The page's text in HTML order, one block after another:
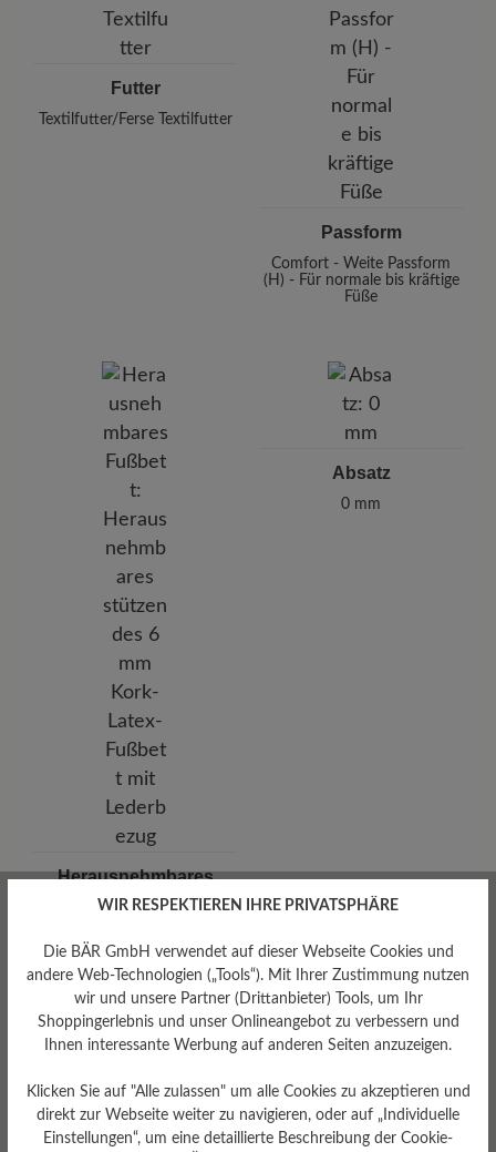
Futter
Textilfutter/Ferse Textilfutter
Passform
Comfort - Weite Passform
(H) - Für normale bis kräftige
Füße
Herausnehmbares
Fußbett
6 mm Kork-Latex-Fußbett mit
Lederbezug
Absatz
0 mm
WIR RESPEKTIEREN IHRE PRIVATSPHÄRE
Die BÄR GmbH verwendet auf dieser Webseite Cookies und
andere Web-Technologien („Tools“). Mit Ihrer Zustimmung nutzen
wir und unsere Partner (Drittanbieter) Tools, um Ihr
Shoppingerlebnis und unser Onlineangebot zu verbessern und
Ihnen interessante Werbung auf anderen Seiten anzuzeigen.
Klicken Sie auf "Alle zulassen" um alle Cookies zu akzeptieren und
direkt zur Webseite weiter zu navigieren, oder auf „Individuelle
Einstellungen“, um eine detaillierte Beschreibung der Cookie-